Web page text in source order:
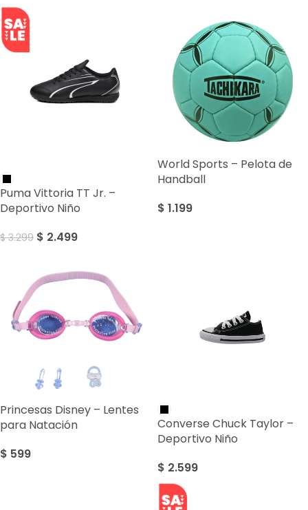
Puma Vittoria TT Jr. –
Deportivo Niño
$3.299 $ 2.499
World Sports – Pelota de
Handball
$ 1.199
Princesas Disney – Lentes
para Natación
$ 599
Converse Chuck Taylor –
Deportivo Niño
$ 2.599